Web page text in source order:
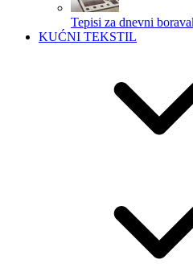
Tepisi za dnevni
KUĆNI TEKSTIL